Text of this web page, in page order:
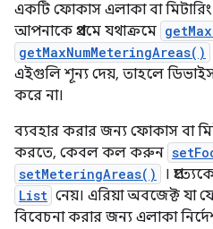
একটি ফোকাস এলাকা বা
আপনাকে প্রথমে যথাক্রমে
getMaxNumMeteringAreas()
এইগুলি শূন্য দেয়, তাহলে
করে না।
ব্যবহার করার জন্য ফোকাস বা
করতে, কেবল কল করুন
setMeteringAreas() ।
List নেয়। এরিয়া অবজেক্ট যা
বিবেচনা করার জন্য এলাকা